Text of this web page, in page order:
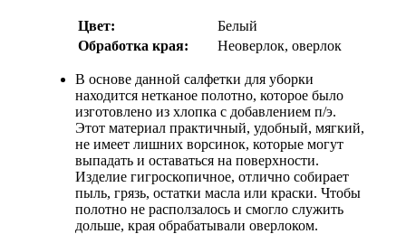
Цвет:
Белый
Обработка края:
Неоверлок, оверлок
В основе данной салфетки для уборки
находится нетканое полотно, которое было
изготовлено из хлопка с добавлением п/э.
Этот материал практичный, удобный, мягкий,
не имеет лишних ворсинок, которые могут
выпадать и оставаться на поверхности.
Изделие гигроскопичное, отлично собирает
пыль, грязь, остатки масла или краски. Чтобы
полотно не расползалось и смогло служить
дольше, края обрабатывали оверлоком.